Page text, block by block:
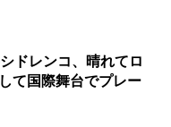
ドレンコ、晴れてロ
て国際舞台でプレー